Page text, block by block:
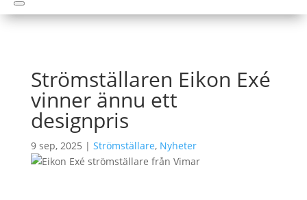
Strömställaren Eikon Exé
vinner ännu ett
designpris
9 sep, 2025 | Strömställare, Nyheter